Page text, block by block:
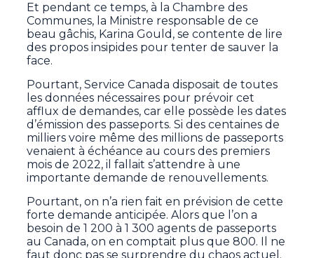
Et pendant ce temps, à la Chambre des
Communes, la Ministre responsable de ce
beau gâchis, Karina Gould, se contente de lire
des propos insipides pour tenter de sauver la
face.
Pourtant, Service Canada disposait de toutes
les données nécessaires pour prévoir cet
afflux de demandes, car elle possède les dates
d’émission des passeports. Si des centaines de
milliers voire même des millions de passeports
venaient à échéance au cours des premiers
mois de 2022, il fallait s’attendre à une
importante demande de renouvellements.
Pourtant, on n’a rien fait en prévision de cette
forte demande anticipée. Alors que l’on a
besoin de 1 200 à 1 300 agents de passeports
au Canada, on en comptait plus que 800. Il ne
faut donc pas se surprendre du chaos actuel.